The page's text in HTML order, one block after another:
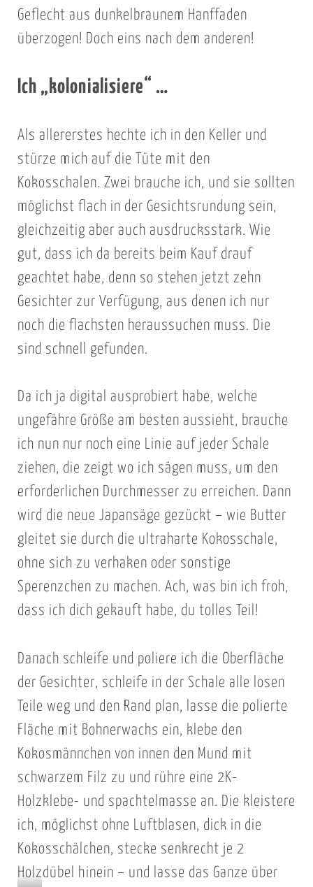
e
s
c
s
c
h
r
a
u
e
i
c
h
T
e
s
t
k
u
z
a
m
e
n
e
r
z
u
a
m
m
Geflecht aus dunkelbraunem Hanffaden
überzogen! Doch eins nach dem anderen!
Ich „kolonialisiere“ …
Als allererstes hechte ich in den Keller und
stürze mich auf die Tüte mit den
Kokosschalen. Zwei brauche ich, und sie sollten
möglichst flach in der Gesichtsrundung sein,
gleichzeitig aber auch ausdrucksstark. Wie
gut, dass ich da bereits beim Kauf drauf
geachtet habe, denn so stehen jetzt zehn
Gesichter zur Verfügung, aus denen ich nur
noch die flachsten heraussuchen muss. Die
sind schnell gefunden.
Da ich ja digital ausprobiert habe, welche
ungefähre Größe am besten aussieht, brauche
ich nun nur noch eine Linie auf jeder Schale
ziehen, die zeigt wo ich sägen muss, um den
erforderlichen Durchmesser zu erreichen. Dann
wird die neue Japansäge gezückt – wie Butter
gleitet sie durch die ultraharte Kokosschale,
ohne sich zu verhaken oder sonstige
Sperenzchen zu machen. Ach, was bin ich froh,
dass ich dich gekauft habe, du tolles Teil!
Danach schleife und poliere ich die Oberfläche
der Gesichter, schleife in der Schale alle losen
Teile weg und den Rand plan, lasse die polierte
Fläche mit Bohnerwachs ein, klebe den
Kokosmännchen von innen den Mund mit
schwarzem Filz zu und rühre eine 2K-
Holzklebe- und spachtelmasse an. Die kleistere
ich, möglichst ohne Luftblasen, dick in die
Kokosschälchen, stecke senkrecht je 2
Holzdübel hinein – und lasse das Ganze über